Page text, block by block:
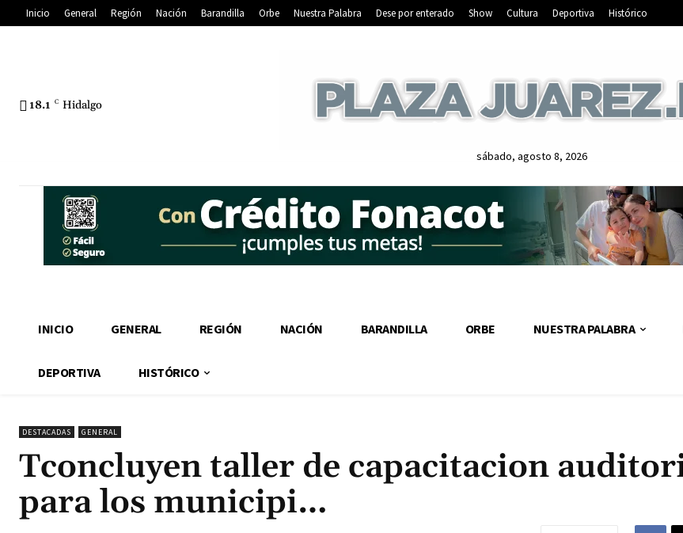
Inicio General Región Nación Barandilla Orbe Nuestra Palabra Dese por enterado Show Cultura Deportiva Histórico
18.1 C Hidalgo
sábado, agosto 8, 2026
INICIO GENERAL REGIÓN NACIÓN BARANDILLA ORBE NUESTRA PALABRA
DEPORTIVA HISTÓRICO
DESTACADAS GENERAL
Tconcluyen taller de capacitacion
para los municipi…